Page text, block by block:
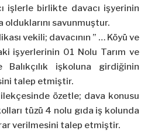
işlerle birlikte davacı işyerinin
olduklarını savunmuştur.
vekili; davacının ” … Köyü ve
işyerlerinin 01 Nolu Tarım ve
Balıkçılık işkoluna girdiğinin
talep etmiştir.
özetle; dava konusu
tüzü 4 nolu gıda iş kolunda
verilmesini talep etmiştir.